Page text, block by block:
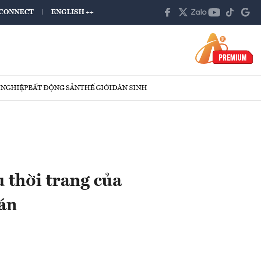
ENGLISH ++
BẤT ĐỘNG SẢNTHẾ GIỚIDÂN SINH
thời trang của